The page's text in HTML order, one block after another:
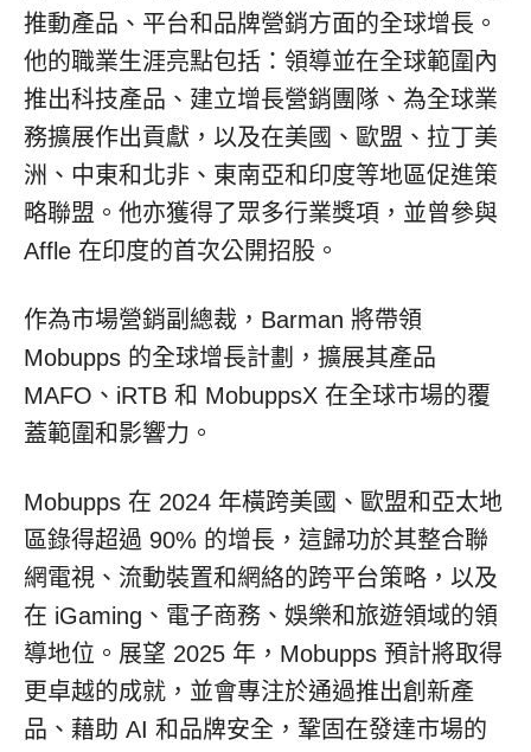
推動產品、平台和品牌營銷方面的全球增長。
他的職業生涯亮點包括：領導並在全球範圍內
推出科技產品、建立增長營銷團隊、為全球業
務擴展作出貢獻，以及在美國、歐盟、拉丁美
洲、中東和北非、東南亞和印度等地區促進策
略聯盟。他亦獲得了眾多行業獎項，並曾參與
Affle 在印度的首次公開招股。
作為市場營銷副總裁，Barman 將帶領
Mobupps 的全球增長計劃，擴展其產品
MAFO、iRTB 和 MobuppsX 在全球市場的覆
蓋範圍和影響力。
Mobupps 在 2024 年橫跨美國、歐盟和亞太地
區錄得超過 90% 的增長，這歸功於其整合聯
網電視、流動裝置和網絡的跨平台策略，以及
在 iGaming、電子商務、娛樂和旅遊領域的領
導地位。展望 2025 年，Mobupps 預計將取得
更卓越的成就，並會專注於通過推出創新產
品、藉助 AI 和品牌安全，鞏固在發達市場的